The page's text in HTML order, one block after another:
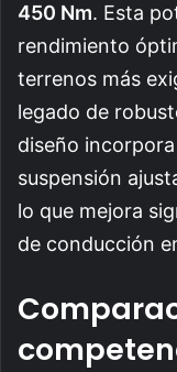
450 Nm. Esta
rendimiento
terrenos más
legado de
diseño
suspensión
lo que mejora
de conducción